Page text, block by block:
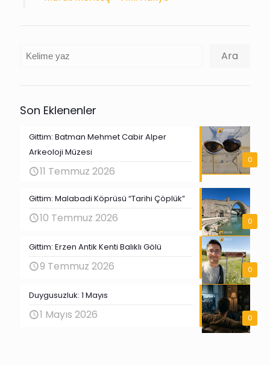
Ara Ara
Son Eklenenler
0
Gittim: Batman Mehmet Cabir Alper
Arkeoloji Müzesi
11 Temmuz 2026
0
Gittim: Malabadi Köprüsü “Tarihi Çöplük”
10 Temmuz 2026
0
Gittim: Erzen Antik Kenti Balıklı Gölü
9 Temmuz 2026
0
Duygusuzluk: 1 Mayıs
1 Mayıs 2026